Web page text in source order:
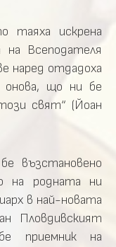
таяха искрена
Всеподателя
наред отдадоха
онова, що ни бе
свят“ (Йоан
възстановено
на родната ни
в най-новата
Пловдивският
приемник на